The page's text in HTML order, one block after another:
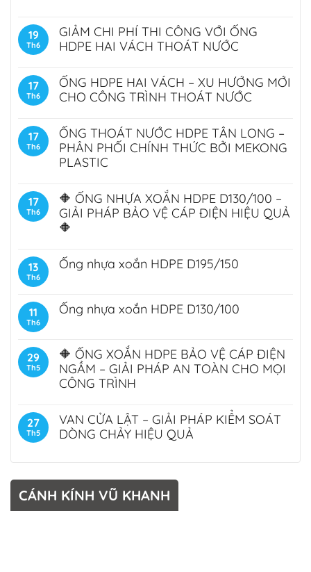
19
Th6
GIẢM CHI PHÍ THI CÔNG VỚI ỐNG
HDPE HAI VÁCH THOÁT NƯỚC
17
Th6
ỐNG HDPE HAI VÁCH – XU HƯỚNG MỚI
CHO CÔNG TRÌNH THOÁT NƯỚC
17
Th6
ỐNG THOÁT NƯỚC HDPE TÂN LONG –
PHÂN PHỐI CHÍNH THỨC BỞI MEKONG
PLASTIC
17
Th6
🔶 ỐNG NHỰA XOẮN HDPE D130/100 –
GIẢI PHÁP BẢO VỆ CÁP ĐIỆN HIỆU QUẢ
🔶
13
Th6
Ống nhựa xoắn HDPE D195/150
11
Th6
Ống nhựa xoắn HDPE D130/100
29
Th5
🔶 ỐNG XOẮN HDPE BẢO VỆ CÁP ĐIỆN
NGẦM – GIẢI PHÁP AN TOÀN CHO MỌI
CÔNG TRÌNH
27
Th5
VAN CỬA LẬT – GIẢI PHÁP KIỂM SOÁT
DÒNG CHẢY HIỆU QUẢ
CÁNH KÍNH VŨ KHANH